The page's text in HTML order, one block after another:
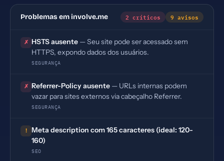
Problemas em involve.me 2 críticos 9 avisos
✗ HSTS ausente — Seu site pode ser acessado sem
HTTPS, expondo dados dos usuários.
SEGURANÇA
✗ Referrer-Policy ausente — URLs internas podem
vazar para sites externos via cabeçalho Referrer.
SEGURANÇA
!
Meta description com 165 caracteres (ideal: 120-
160)
SEO